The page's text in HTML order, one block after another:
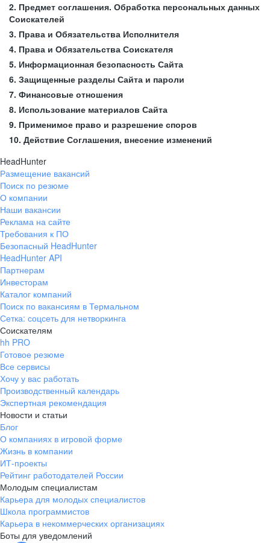
2. Предмет соглашения. Обработка персональных данных
Соискателей
3. Права и Обязательства Исполнителя
4. Права и Обязательства Соискателя
5. Информационная безопасность Сайта
6. Защищенные разделы Сайта и пароли
7. Финансовые отношения
8. Использование материалов Сайта
9. Применимое право и разрешение споров
10. Действие Соглашения, внесение изменений
HeadHunter
Размещение вакансий
Поиск по резюме
О компании
Наши вакансии
Реклама на сайте
Требования к ПО
Безопасный HeadHunter
HeadHunter API
Партнерам
Инвесторам
Каталог компаний
Поиск по вакансиям в Термальном
Сетка: соцсеть для нетворкинга
Соискателям
hh PRO
Готовое резюме
Все сервисы
Хочу у вас работать
Производственный календарь
Экспертная рекомендация
Новости и статьи
Блог
О компаниях в игровой форме
Жизнь в компании
ИТ-проекты
Рейтинг работодателей России
Молодым специалистам
Карьера для молодых специалистов
Школа программистов
Карьера в некоммерческих организациях
Боты для уведомлений